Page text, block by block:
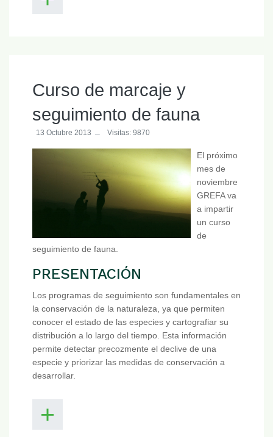
Curso de marcaje y
seguimiento de fauna
13 Octubre 2013 Visitas: 9870
El próximo
mes de
noviembre
GREFA va
a impartir
un curso
de
seguimiento de fauna.
PRESENTACIÓN
Los programas de seguimiento son fundamentales en
la conservación de la naturaleza, ya que permiten
conocer el estado de las especies y cartografiar su
distribución a lo largo del tiempo. Esta información
permite detectar precozmente el declive de una
especie y priorizar las medidas de conservación a
desarrollar.